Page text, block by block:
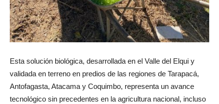
Esta solución biológica, desarrollada en el Valle del Elqui y
validada en terreno en predios de las regiones de Tarapacá,
Antofagasta, Atacama y Coquimbo, representa un avance
tecnológico sin precedentes en la agricultura nacional, incluso